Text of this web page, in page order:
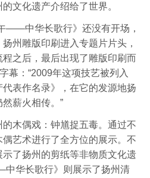
文化遗产介绍给了世界。
中华长歌行》还没有开场，
州雕版印刷进入专题片片头，
之后，最后出现了雕版印刷而
幕：“2009年这项技艺被列入
代表作名录》，在它的发源地扬
薪火相传。”
木偶戏：钟馗捉五毒。通过不
艺术进行了全方位的展示。不
了扬州的剪纸等非物质文化遗
华长歌行》则展示了扬州清